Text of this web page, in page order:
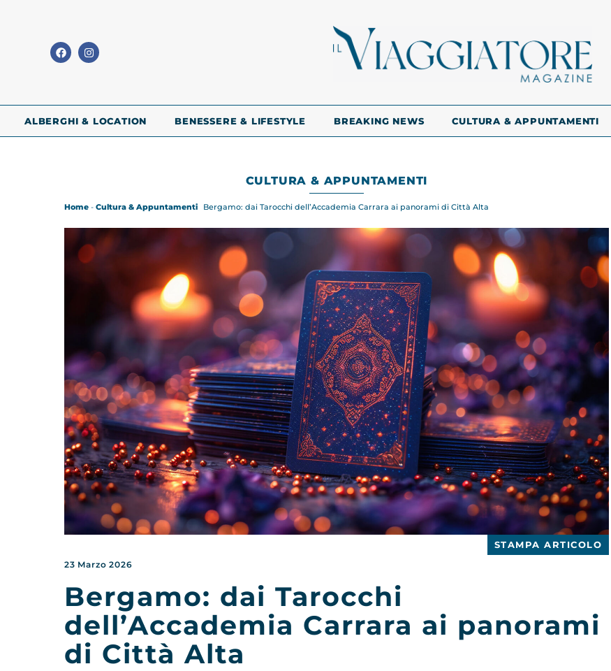
ALBERGHI & LOCATION BENESSERE & LIFESTYLE BREAKING NEWS CULTURA & APPUNTAMENTI
CULTURA & APPUNTAMENTI
Home - Cultura & Appuntamenti Bergamo: dai Tarocchi dell’Accademia Carrara ai panorami di Città Alta
STAMPA ARTICOLO
23 Marzo 2026
Bergamo: dai Tarocchi
dell’Accademia Carrara ai panorami
di Città Alta